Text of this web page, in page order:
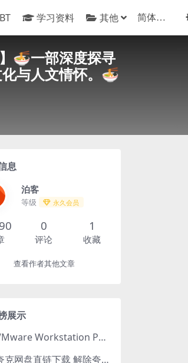
学习资料 其他
🍜一部深度探寻
与人文情怀。🍜
息
泊客
等级 永久会员
0
评论
1
收藏
查看作者其他文章
展示
VMware Workstation Pro 16 永久激活密钥(序列号)
夸克网盘直链下载 解除夸克网盘下载限制 油猴脚本